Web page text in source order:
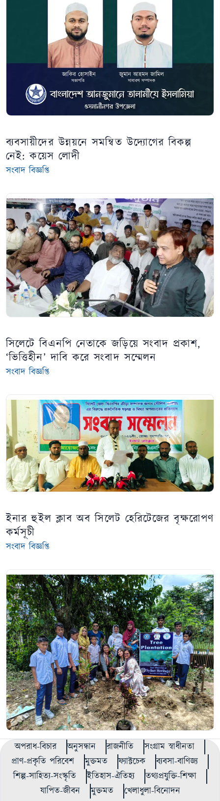
ব্যবসায়ীদের উন্নয়নে সমন্বিত উদ্যোগের বিকল্প
নেই: কয়েস লোদী
সংবাদ বিজ্ঞপ্তি
সিলেটে বিএনপি নেতাকে জড়িয়ে সংবাদ প্রকাশ,
‘ভিত্তিহীন’ দাবি করে সংবাদ সম্মেলন
সংবাদ বিজ্ঞপ্তি
ইনার হুইল ক্লাব অব সিলেট হেরিটেজের বৃক্ষরোপণ
কর্মসূচী
সংবাদ বিজ্ঞপ্তি
অপরাধ-বিচার অনুসন্ধান রাজনীতি
সংগ্রাম স্বাধীনতা
প্রাণ-প্রকৃতি পরিবেশ
মুক্তমত ফ্যাক্টচেক
ব্যবসা-বাণিজ্য
শিল্প-সাহিত্য-সংস্কৃতি
ইতিহাস-ঐতিহ্য
তথ্যপ্রযুক্তি-শিক্ষা
যাপিত-জীবন
মুক্তমত খেলাধুলা-বিনোদন